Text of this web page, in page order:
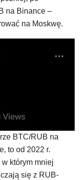
na Binance –
na Moskwę.
BTC/RUB na
to od 2022 r.
którym mniej
się z RUB-